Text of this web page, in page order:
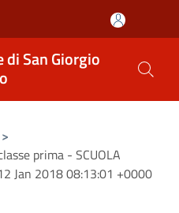
di San Giorgio
>
prima - SCUOLA
Jan 2018 08:13:01 +0000